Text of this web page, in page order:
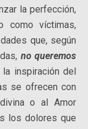
la perfección,
como víctimas,
que, según
no queremos
la inspiración del
se ofrecen con
o al Amor
los dolores que